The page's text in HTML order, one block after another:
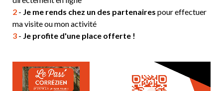
2 - Je me rends chez un des partenaires pour effectuer
ma visite ou mon activité
3 - Je profite d'une place offerte !